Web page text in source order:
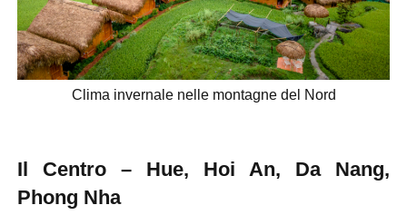
Clima invernale nelle montagne del Nord
Il Centro – Hue, Hoi An, Da Nang,
Phong Nha